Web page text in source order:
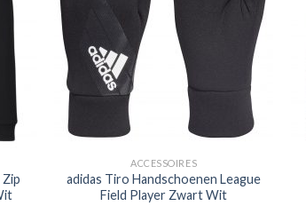
ACCESSOIRES
adidas Tiro Handschoenen League
Field Player Zwart Wit